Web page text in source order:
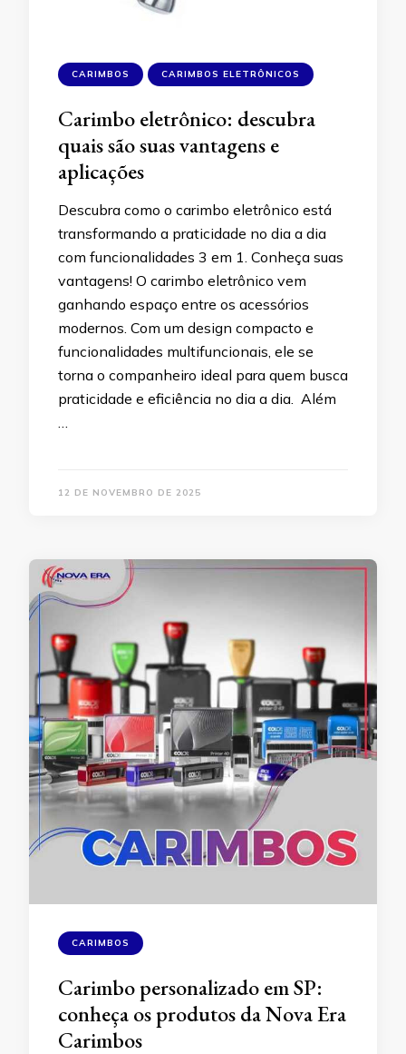
CARIMBOS CARIMBOS ELETRÔNICOS
Carimbo eletrônico: descubra
quais são suas vantagens e
aplicações
Descubra como o carimbo eletrônico está
transformando a praticidade no dia a dia
com funcionalidades 3 em 1. Conheça suas
vantagens! O carimbo eletrônico vem
ganhando espaço entre os acessórios
modernos. Com um design compacto e
funcionalidades multifuncionais, ele se
torna o companheiro ideal para quem busca
praticidade e eficiência no dia a dia. Além
…
12 DE NOVEMBRO DE 2025
CARIMBOS
Carimbo personalizado em SP:
conheça os produtos da Nova Era
Carimbos